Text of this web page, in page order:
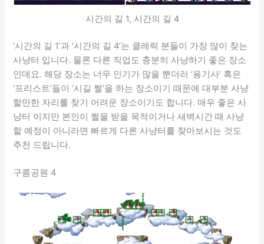
시간의 길 1, 시간의 길 4
‘시간의 길 1’과 ‘시간의 길 4’는 클레릭 분들이 가장 많이 찾는
사냥터 입니다. 물론 다른 직업도 충분히 사냥하기 좋은 장소
인데요. 해당 장소는 너무 인기가 많을 뿐더러 ‘용기사’ 혹은
‘프리스트’들이 ‘시길 쩔’을 하는 장소이기 때문에 대부분 사냥
할만한 자리를 찾기 어려운 장소이기도 합니다. 매우 좋은 사
냥터 이지만 본인이 쩔을 받을 목적이거나 새벽시간 때 사냥
할 예정이 아니라면 빠르게 다른 사냥터를 찾아보시는 것도
추천 드립니다.
구름공원 4